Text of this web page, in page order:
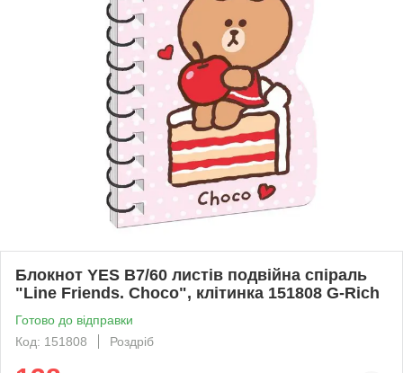
Блокнот YES В7/60 листів подвійна спіраль
"Line Friends. Choco", клітинка 151808 G-Rich
Готово до відправки
Код: 151808
Роздріб